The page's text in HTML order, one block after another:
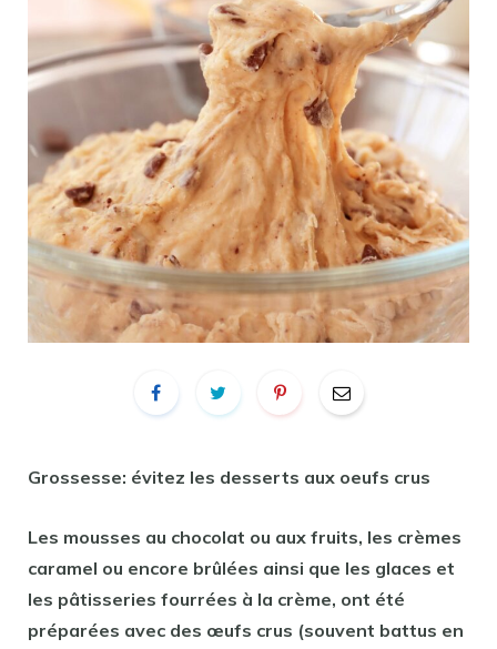
Grossesse: évitez les desserts aux oeufs crus
Les mousses au chocolat ou aux fruits, les crèmes
caramel ou encore brûlées ainsi que les glaces et
les pâtisseries fourrées à la crème, ont été
préparées avec des œufs crus (souvent battus en